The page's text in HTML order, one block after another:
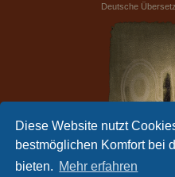
Diese Website nutzt
bestmöglichen Komfort bei
bieten. Mehr erfahren
Deutsche